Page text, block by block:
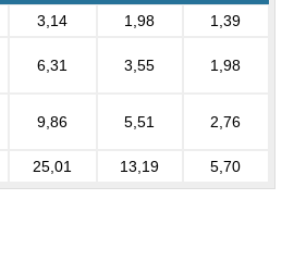
3,14 1,98
1,39
6,31 3,55 1,98
9,86 5,51 2,76
25,01 13,19 5,70